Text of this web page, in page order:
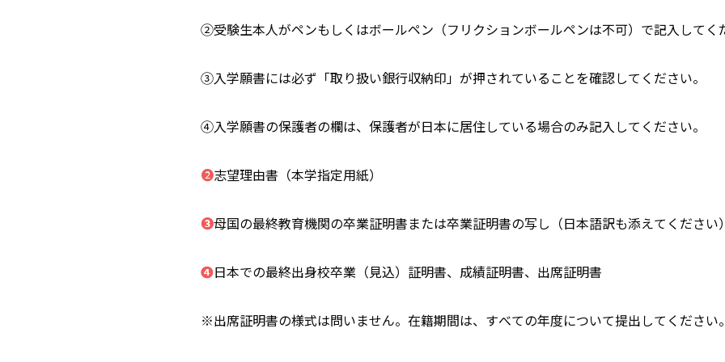
②受験生本人がペンもしくはボールペン（フリクションボールペンは不可）で記入してく
③入学願書には必ず「取り扱い銀行収納印」が押されていることを確認してください。
④入学願書の保護者の欄は、保護者が日本に居住している場合のみ記入してください。
❷志望理由書（本学指定用紙）
❸母国の最終教育機関の卒業証明書または卒業証明書の写し（日本語訳も添えてください）
❹日本での最終出身校卒業（見込）証明書、成績証明書、出席証明書
※出席証明書の様式は問いません。在籍期間は、すべての年度について提出してください。